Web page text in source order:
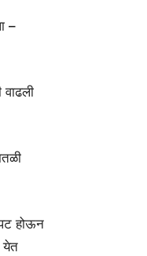
–
वाढली
होऊन
येत